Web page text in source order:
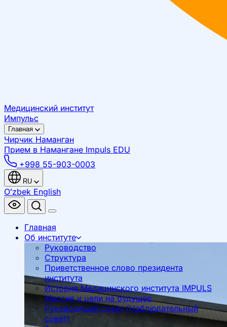
Медицинский институт
Импульс
Главная
Чирчик Наманган
Прием в Намангане Impuls EDU
+998 55-903-0003
RU
Oʻzbek English
Главная
Об институте
Руководство
Структура
Приветственное слово президента
института
История Медицинского института IMPULS
Миссия и цели на будущее
Руководящий совет (Наблюдательный
совет)